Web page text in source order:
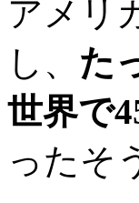
アメリ
し、 た
世界で
ったそ